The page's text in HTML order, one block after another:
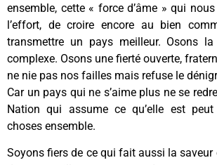
ensemble, cette « force d’âme » qui nous
l’effort, de croire encore au bien
transmettre un pays meilleur. Osons la
complexe. Osons une fierté ouverte,
ne nie pas nos failles mais refuse le
Car un pays qui ne s’aime plus ne se
Nation qui assume ce qu’elle est
choses ensemble.
Soyons fiers de ce qui fait aussi la saveur